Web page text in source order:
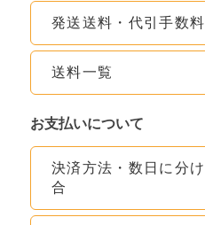
発送送料・代引手数料
送料一覧
お支払いについて
決済方法・数日に分
合